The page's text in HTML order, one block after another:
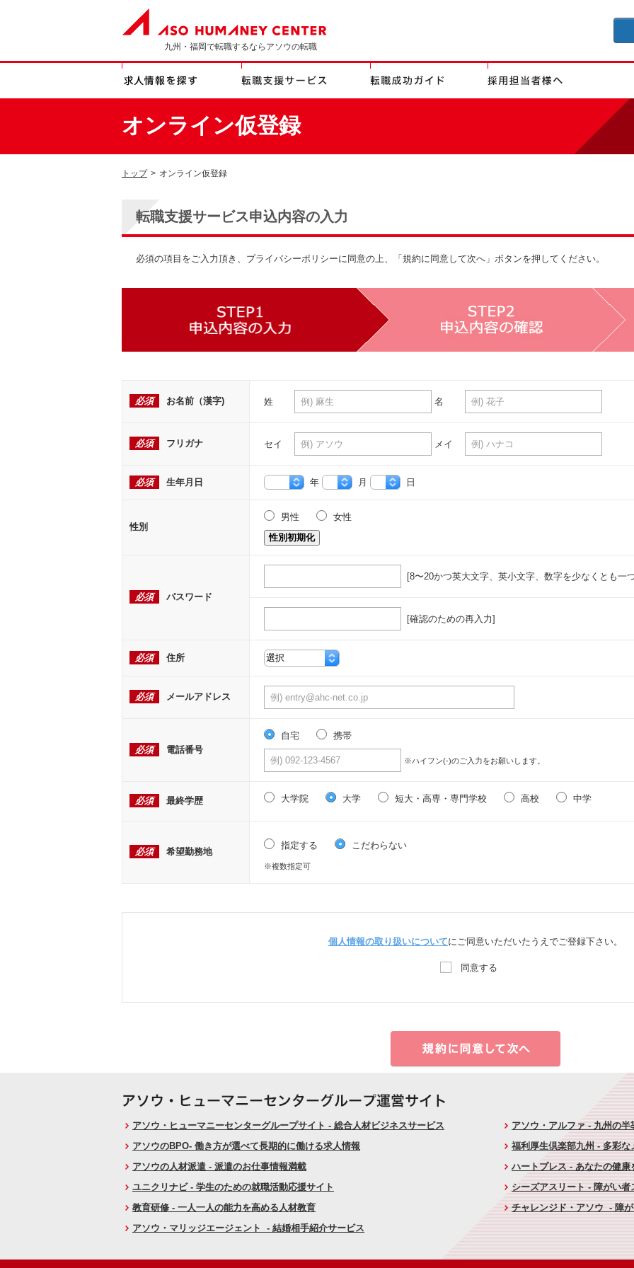
九州・福岡で転職するならアソウの転職
オンライン仮登録
トップ > オンライン仮登録
転職支援サービス申込内容の入力
必須の項目をご入力頂き、プライバシーポリシーに同意の上、「規約に同意して次へ」ボタンを押してください。
必須 お名前（漢字) 姓 名
必須 フリガナ セイ メイ
必須 生年月日 年 月 日
性別
男性
女性
性別初期化
必須 パスワード
[8〜20かつ英大文字、英小文字、数字を少なくとも一
[確認のための再入力]
必須 住所
必須 メールアドレス
必須 電話番号
自宅 携帯
※ハイフン(-)のご入力をお願いします。
必須 最終学歴 大学院 大学 短大・高専・専門学校 高校 中学
必須 希望勤務地
指定する こだわらない
※複数指定可
個人情報の取り扱いについてにご同意いただいたうえでご登録下さい。
同意する
アソウ・ヒューマニーセンターグループサイト - 総合人材ビジネスサービス
アソウのBPO- 働き方が選べて長期的に働ける求人情報
アソウの人材派遣 - 派遣のお仕事情報満載
ユニクリナビ - 学生のための就職活動応援サイト
教育研修 - 一人一人の能力を高める人材教育
アソウ・マリッジエージェント - 結婚相手紹介サービス
アソウ・アルファ - 九州の
福利厚生倶楽部九州 - 多彩
ハートプレス - あなたの健康
シーズアスリート - 障がい
チャレンジド・アソウ - 障